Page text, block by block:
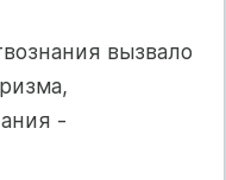
вызвало
-